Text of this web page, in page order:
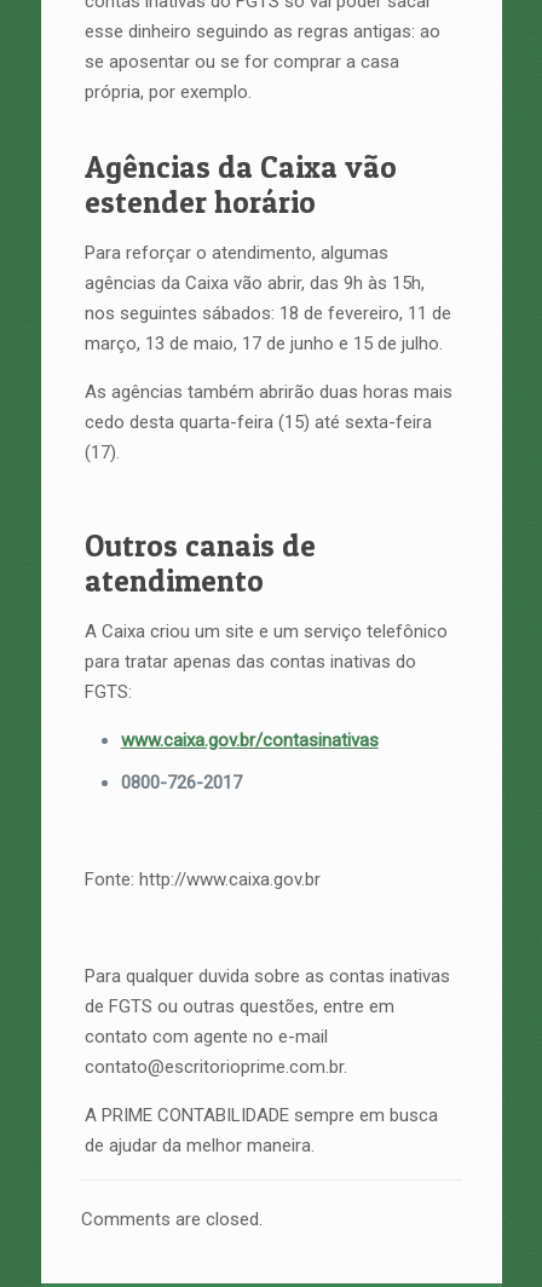
esse dinheiro seguindo as regras antigas: ao
se aposentar ou se for comprar a casa
própria, por exemplo.
Agências da Caixa vão
estender horário
Para reforçar o atendimento, algumas
agências da Caixa vão abrir, das 9h às 15h,
nos seguintes sábados: 18 de fevereiro, 11 de
março, 13 de maio, 17 de junho e 15 de julho.
As agências também abrirão duas horas mais
cedo desta quarta-feira (15) até sexta-feira
(17).
Outros canais de
atendimento
A Caixa criou um site e um serviço telefônico
para tratar apenas das contas inativas do
FGTS:
www.caixa.gov.br/contasinativas
0800-726-2017
Fonte: http://www.caixa.gov.br
Para qualquer duvida sobre as contas inativas
de FGTS ou outras questões, entre em
contato com agente no e-mail
contato@escritorioprime.com.br.
A PRIME CONTABILIDADE sempre em busca
de ajudar da melhor maneira.
Comments are closed.